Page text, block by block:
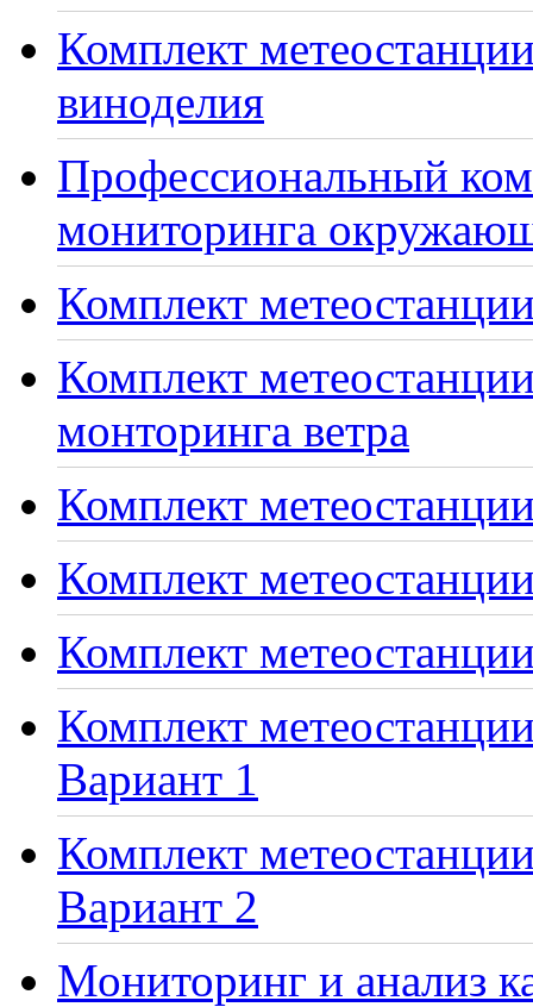
Комплект
виноделия
Профессиональный
мониторинга
Комплект
Комплект
монторинга ветра
Комплект
Комплект
Комплект
Комплект
Вариант 1
Комплект
Вариант 2
Мониторинг и анализ